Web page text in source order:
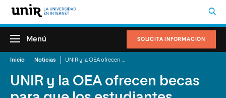
SOLICITA INFORMACIÓN
Menú
Inicio Noticias
UNIR y la OEA ofrecen becas